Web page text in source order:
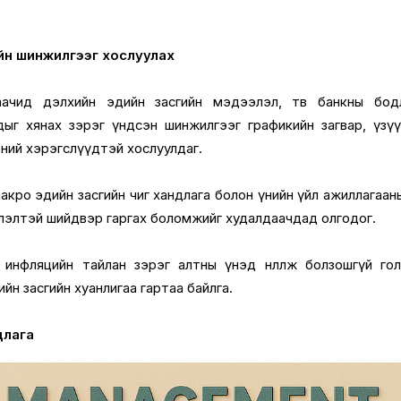
шинжилгээг хослуулах
дэлхийн эдийн засгийн мэдээлэл, төв банкны
хянах зэрэг үндсэн шинжилгээг графикийн загвар,
хэрэгслүүдтэй хослуулдаг.
эдийн засгийн чиг хандлага болон үнийн үйл
шийдвэр гаргах боломжийг худалдаачдад олгодог.
тайлан зэрэг алтны үнэд нөлөөлж болзошгүй
засгийн хуанлигаа гартаа байлга.